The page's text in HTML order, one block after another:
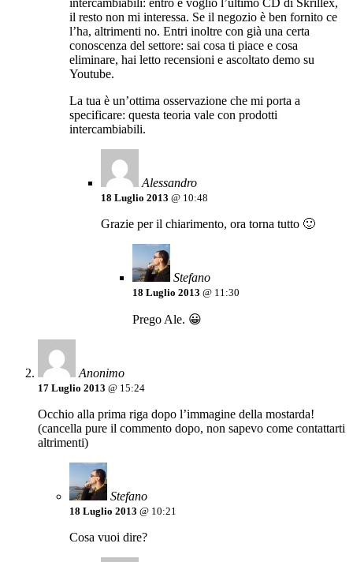
intercambiabili: entro e voglio l’ultimo CD di Skrillex,
il resto non mi interessa. Se il negozio è ben fornito ce
l’ha, altrimenti no. Entri inoltre con già una certa
conoscenza del settore: sai cosa ti piace e cosa
eliminare, hai letto recensioni e ascoltato demo su
Youtube.
La tua è un’ottima osservazione che mi porta a
specificare: questa teoria vale con prodotti
intercambiabili.
Alessandro
18 Luglio 2013 @ 10:48
Grazie per il chiarimento, ora torna tutto 🙂
Stefano
18 Luglio 2013 @ 11:30
Prego Ale. 😀
Anonimo
17 Luglio 2013 @ 15:24
Occhio alla prima riga dopo l’immagine della mostarda!
(cancella pure il commento dopo, non sapevo come contattarti
altrimenti)
Stefano
18 Luglio 2013 @ 10:21
Cosa vuoi dire?